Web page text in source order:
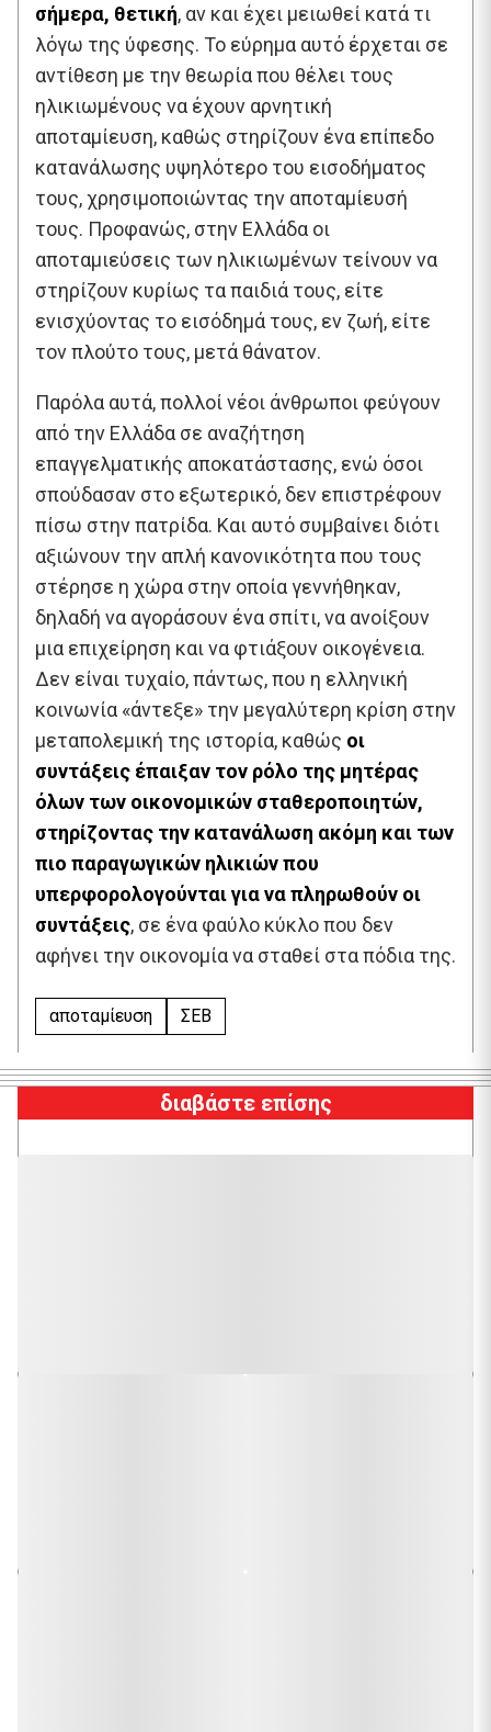
σήμερα, θετική, αν και έχει μειωθεί κατά τι
λόγω της ύφεσης. Το εύρημα αυτό έρχεται σε
αντίθεση με την θεωρία που θέλει τους
ηλικιωμένους να έχουν αρνητική
αποταμίευση, καθώς στηρίζουν ένα επίπεδο
κατανάλωσης υψηλότερο του εισοδήματος
τους, χρησιμοποιώντας την αποταμίευσή
τους. Προφανώς, στην Ελλάδα οι
αποταμιεύσεις των ηλικιωμένων τείνουν να
στηρίζουν κυρίως τα παιδιά τους, είτε
ενισχύοντας το εισόδημά τους, εν ζωή, είτε
τον πλούτο τους, μετά θάνατον.
Παρόλα αυτά, πολλοί νέοι άνθρωποι φεύγουν
από την Ελλάδα σε αναζήτηση
επαγγελματικής αποκατάστασης, ενώ όσοι
σπούδασαν στο εξωτερικό, δεν επιστρέφουν
πίσω στην πατρίδα. Και αυτό συμβαίνει διότι
αξιώνουν την απλή κανονικότητα που τους
στέρησε η χώρα στην οποία γεννήθηκαν,
δηλαδή να αγοράσουν ένα σπίτι, να ανοίξουν
μια επιχείρηση και να φτιάξουν οικογένεια.
Δεν είναι τυχαίο, πάντως, που η ελληνική
κοινωνία «άντεξε» την μεγαλύτερη κρίση στην
μεταπολεμική της ιστορία, καθώς οι
συντάξεις έπαιξαν τον ρόλο της μητέρας
όλων των οικονομικών σταθεροποιητών,
στηρίζοντας την κατανάλωση ακόμη και των
πιο παραγωγικών ηλικιών που
υπερφορολογούνται για να πληρωθούν οι
συντάξεις, σε ένα φαύλο κύκλο που δεν
αφήνει την οικονομία να σταθεί στα πόδια της.
αποταμίευση ΣΕΒ
διαβάστε επίσης